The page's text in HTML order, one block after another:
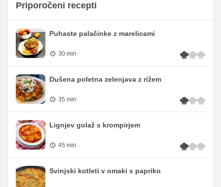
Priporočeni recepti
Puhaste palačinke z marelicami
30 min
Dušena poletna zelenjava z rižem
35 min
Lignjev golaž s krompirjem
45 min
Svinjski kotleti v omaki s papriko